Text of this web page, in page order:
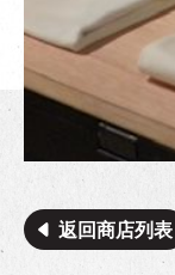
返回商店列表